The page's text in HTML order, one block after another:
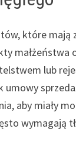
które mają
małżeństwa
lub
aby miały
wymagają